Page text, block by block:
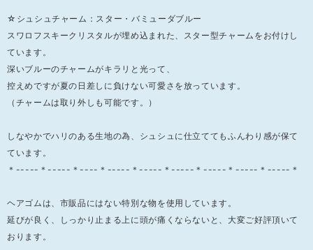
☆シュシュチャーム：スター・バミューダブルー
スワロフスキークリスタルが埋め込まれた、スター型チャームをお付けし
ています。
深いブルーのチャームがキラリと光って、
控えめですが夏の日差しに負けない可愛さを放っています。
（チャームは取り外しも可能です。）
しなやかでハリのある生地の為、シュシュに仕立ててもふんわり感が保て
ています。
＊-----＊-----＊----＊-----＊-----＊-----＊-----＊-----＊-----＊
ヘアゴムは、市販品にはない特別な物を使用しています。
延びが良く、しっかり止まる上に頭が痛くならないと、大変ご好評頂いて
おります。